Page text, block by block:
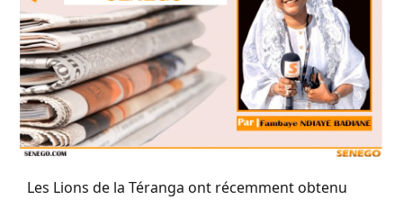
Les Lions de la Téranga ont récemment obtenu